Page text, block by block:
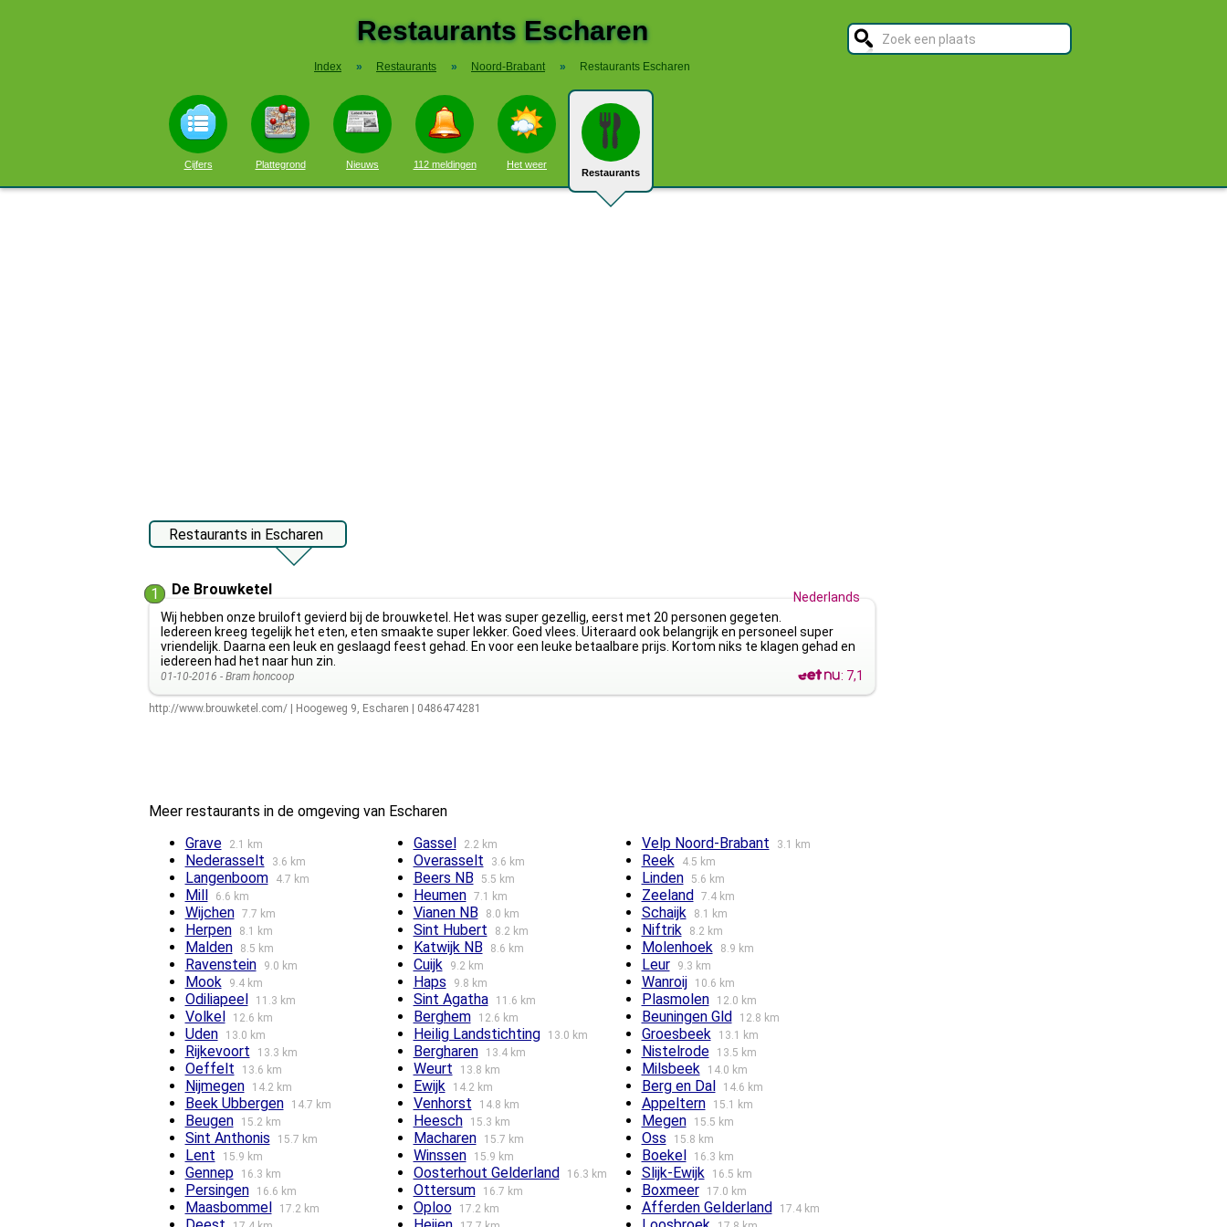
Restaurants Escharen
Index » Restaurants » Noord-Brabant » Restaurants Escharen
Cijfers Plattegrond Nieuws 112 meldingen Het weer
Restaurants
Restaurants in Escharen
1 De Brouwketel
Nederlands
Wij hebben onze bruiloft gevierd bij de brouwketel. Het was super gezellig, eerst met 20 personen gegeten.
Iedereen kreeg tegelijk het eten, eten smaakte super lekker. Goed vlees. Uiteraard ook belangrijk en personeel super
vriendelijk. Daarna een leuk en geslaagd feest gehad. En voor een leuke betaalbare prijs. Kortom niks te klagen gehad en
iedereen had het naar hun zin.
01-10-2016 - Bram honcoop : 7,1
http://www.brouwketel.com/| Hoogeweg 9, Escharen 0486474281
Meer restaurants in de omgeving van Escharen
Grave
2.1 km Gassel 2.2 km Velp Noord-Brabant 3.1 km
Nederasselt 3.6 km Overasselt 3.6 km Reek 4.5 km
Langenboom 4.7 km Beers NB 5.5 km Linden 5.6 km
Mill 6.6 km Heumen 7.1 km Zeeland 7.4 km
Wijchen 7.7 km Vianen NB 8.0 km Schaijk 8.1 km
Herpen 8.1 km Sint Hubert 8.2 km Niftrik 8.2 km
Malden 8.5 km Katwijk NB 8.6 km Molenhoek 8.9 km
Ravenstein 9.0 km Cuijk 9.2 km Leur 9.3 km
Mook 9.4 km Haps 9.8 km Wanroij 10.6 km
Odiliapeel 11.3 km Sint Agatha 11.6 km Plasmolen 12.0 km
Volkel 12.6 km Berghem 12.6 km Beuningen Gld 12.8 km
Uden 13.0 km Heilig Landstichting 13.0 km Groesbeek 13.1 km
Rijkevoort 13.3 km Bergharen 13.4 km Nistelrode 13.5 km
Oeffelt 13.6 km Weurt 13.8 km Milsbeek 14.0 km
Nijmegen 14.2 km Ewijk 14.2 km Berg en Dal 14.6 km
Beek Ubbergen 14.7 km Venhorst 14.8 km Appeltern 15.1 km
Beugen 15.2 km Heesch 15.3 km Megen 15.5 km
Sint Anthonis 15.7 km Macharen 15.7 km Oss 15.8 km
Lent 15.9 km Winssen 15.9 km Boekel 16.3 km
Gennep 16.3 km Oosterhout Gelderland 16.3 km Slijk-Ewijk 16.5 km
Persingen 16.6 km Ottersum 16.7 km Boxmeer 17.0 km
Maasbommel 17.2 km Oploo 17.2 km Afferden Gelderland 17.4 km